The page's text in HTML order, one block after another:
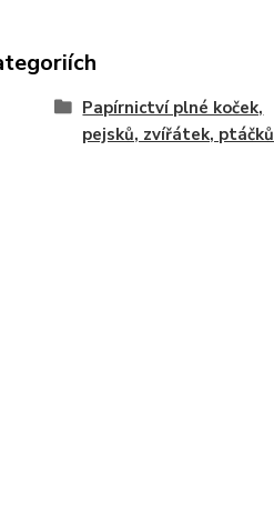
Papírnictví plné koček,
pejsků, zvířátek, ptáčků